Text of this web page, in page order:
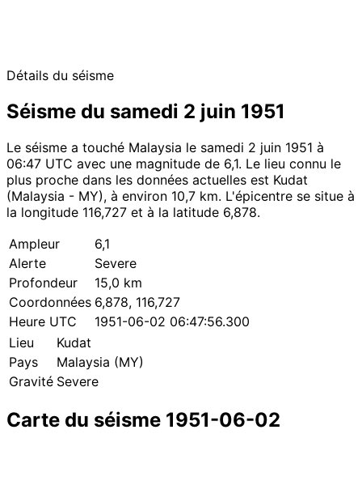
Détails du séisme
Séisme du samedi 2 juin 1951
Le séisme a touché Malaysia le samedi 2 juin 1951 à
06:47 UTC avec une magnitude de 6,1. Le lieu connu le
plus proche dans les données actuelles est Kudat
(Malaysia - MY), à environ 10,7 km. L'épicentre se situe à
la longitude 116,727 et à la latitude 6,878.
Ampleur
6,1
Alerte
Severe
Profondeur
15,0 km
Coordonnées 6,878, 116,727
Heure UTC
1951-06-02 06:47:56.300
Lieu
Kudat
Pays
Malaysia (MY)
Gravité Severe
Carte du séisme 1951-06-02